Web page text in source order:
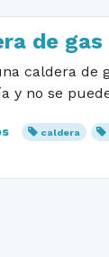
de gas
caldera de
y no se
caldera